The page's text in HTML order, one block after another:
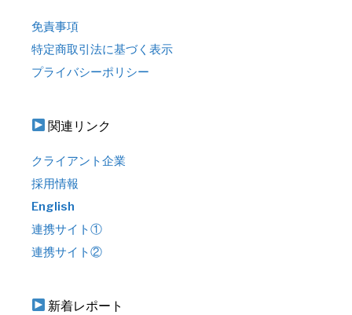
免責事項
特定商取引法に基づく表示
プライバシーポリシー
関連リンク
クライアント企業
採用情報
English
連携サイト①
連携サイト②
新着レポート